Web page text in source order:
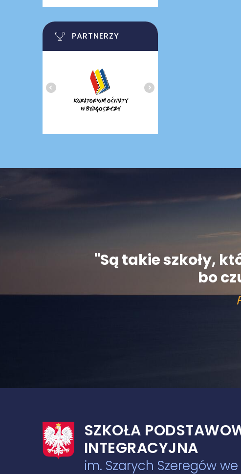
PARTNERZY
"Są takie szkoły,
bo
SZKOŁA
INTEGRACYJNA
im. Szarych Szeregów we